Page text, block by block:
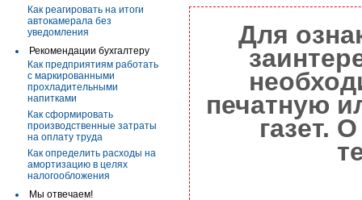
Как реагировать на итоги
автокамерала без
уведомления
Рекомендации бухгалтеру
Как предприятиям работать
с маркированными
прохладительными
напитками
Как сформировать
производственные затраты
на оплату труда
Как определить расходы на
амортизацию в целях
налогообложения
Мы отвечаем!
Для
печатную
газет.